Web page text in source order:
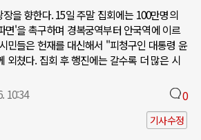
을 향한다. 15일 주말 집회에는 100만명의
면'을 촉구하며 경복궁역부터 안국역에 이르
민들은 헌재를 대신해서 "피청구인 대통령 윤
외쳤다. 집회 후 행진에는 갈수록 더 많은 시
10:34 0
기사수정